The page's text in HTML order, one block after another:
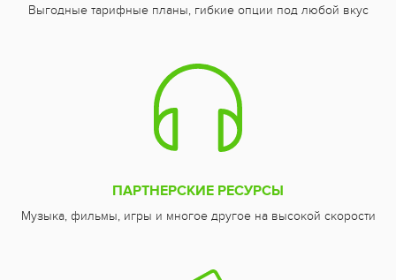
Выгодные тарифные планы, гибкие опции под любой вкус
ПАРТНЕРСКИЕ РЕСУРСЫ
Музыка, фильмы, игры и многое другое на высокой скорости